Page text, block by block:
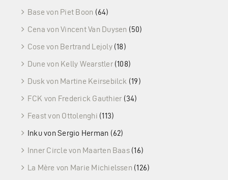
Base von Piet Boon (64)
Cena von Vincent Van Duysen (50)
Cose von Bertrand Lejoly (18)
Dune von Kelly Wearstler (108)
Dusk von Martine Keirsebilck (19)
FCK von Frederick Gauthier (34)
Feast von Ottolenghi (113)
Inku von Sergio Herman (62)
Inner Circle von Maarten Baas (16)
La Mère von Marie Michielssen (126)